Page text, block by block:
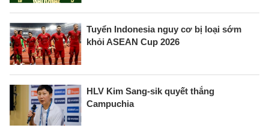
Tuyển Indonesia nguy cơ bị loại sớm
khỏi ASEAN Cup 2026
HLV Kim Sang-sik quyết thắng
Campuchia